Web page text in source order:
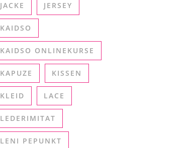
JACKE JERSEY
KAIDSO
KAIDSO ONLINEKURSE
KAPUZE KISSEN
KLEID LACE
LEDERIMITAT
LENI PEPUNKT